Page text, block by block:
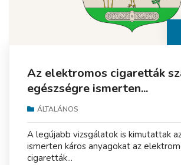
Az elektromos cigaretták
egészségre ismerten...
ÁLTALÁNOS
A legújabb vizsgálatok is kimutattak
ismerten káros anyagokat az
cigaretták...